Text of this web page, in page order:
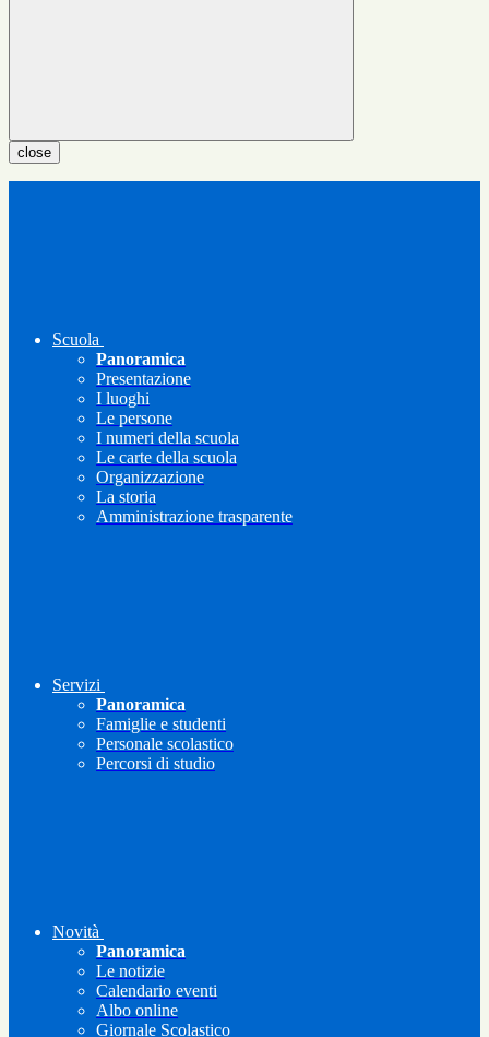
close
Scuola
Panoramica
Presentazione
I luoghi
Le persone
I numeri della scuola
Le carte della scuola
Organizzazione
La storia
Amministrazione trasparente
Servizi
Panoramica
Famiglie e studenti
Personale scolastico
Percorsi di studio
Novità
Panoramica
Le notizie
Calendario eventi
Albo online
Giornale Scolastico